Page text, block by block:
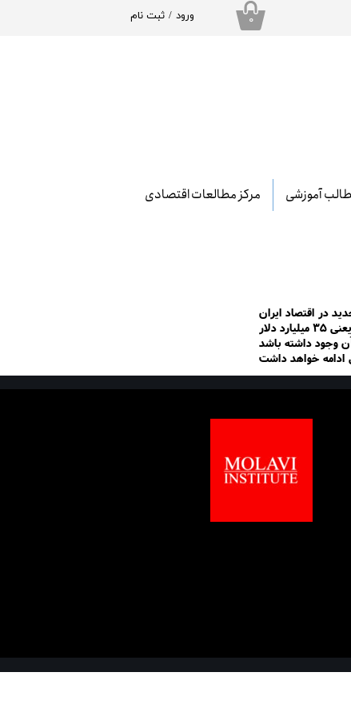
ورود / ثبت نام
۰
آموزشی مرکز مطالعات اقتصادی
از ۱۳۰۰۰ همت می شود! این یعنی ۳۰۰۰ همت تقاضای جدید در اقتصاد ایران